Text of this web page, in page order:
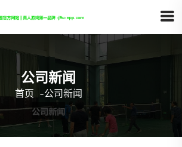
公司新闻
首页 -公司新闻